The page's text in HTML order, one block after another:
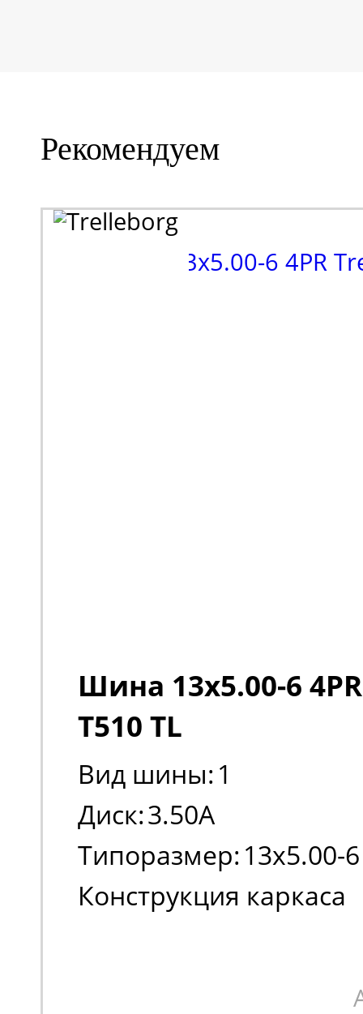
Рекомендуем
Шина 13x5.00-6
T510 TL
Вид шины: 1
Диск:3.50A
Типоразмер: 13x5.00-6
Конструкция каркаса